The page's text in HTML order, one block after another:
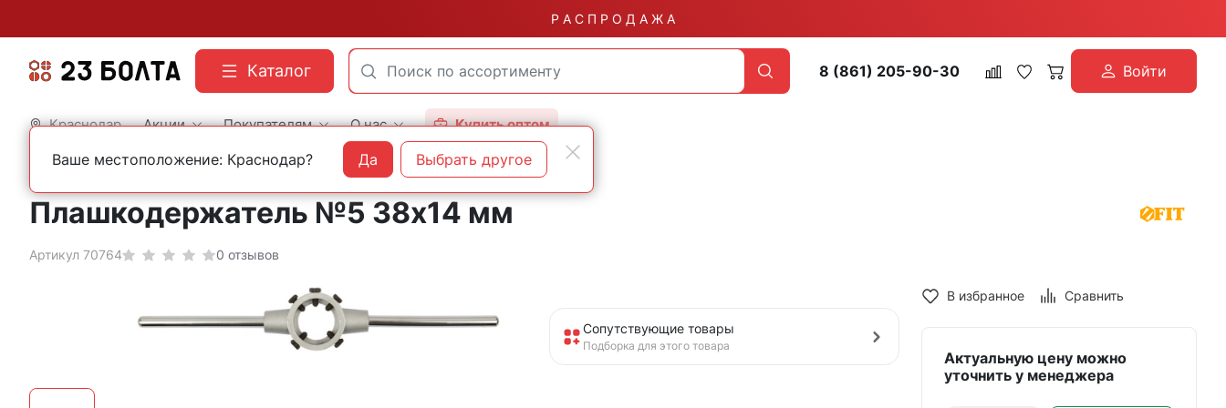
Р А С П Р О Д А Ж А
Каталог 8 (861) 205-90-30 Войти
Краснодар Акции Покупателям О нас Купить оптом
Главная Строительный инструмент Метчико и плашкодержатели
Плашкодержатель №5 38х14 мм
Артикул 70764 0 отзывов
Сопутствующие товары
Подборка для этого товара
В избранное Сравнить
Актуальную цену можно
уточнить у менеджера
Ваше местоположение: Краснодар? Да Выбрать другое